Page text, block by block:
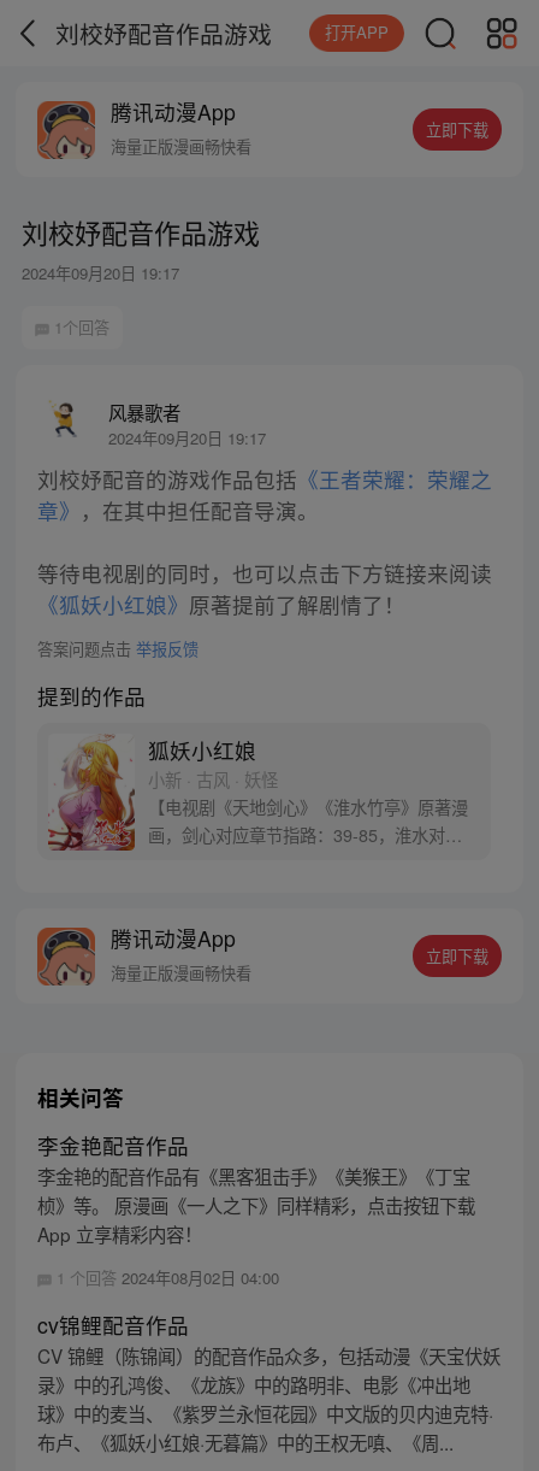
刘校妤配音作品游戏 打开APP
腾讯动漫App
海量正版漫画畅快看
立即下载
刘校妤配音作品游戏
2024年09月20日 19:17
1个回答
风暴歌者
2024年09月20日 19:17
刘校妤配音的游戏作品包括 《王者荣耀：荣耀之
章》 ，在其中担任配音导演。
等待电视剧的同时，也可以点击下方链接来阅读
《狐妖小红娘》 原著提前了解剧情了！
答案问题点击 举报反馈
提到的作品
狐妖小红娘
小新 · 古风 · 妖怪
【电视剧《天地剑心》《淮水竹亭》原著漫
画，剑心对应章节指路：39-85，淮水对应
腾讯动漫App
海量正版漫画畅快看
立即下载
相关问答
李金艳配音作品
李金艳的配音作品有《黑客狙击手》《美猴王》《丁宝
桢》等。 原漫画《一人之下》同样精彩，点击按钮下载
App 立享精彩内容！
1 个回答 2024年08月02日 04:00
cv锦鲤配音作品
CV 锦鲤（陈锦闻）的配音作品众多，包括动漫《天宝伏妖
录》中的孔鸿俊、《龙族》中的路明非、电影《冲出地
球》中的麦当、《紫罗兰永恒花园》中文版的贝内迪克特·
布卢、《狐妖小红娘·无暮篇》中的王权无嗔、《周...